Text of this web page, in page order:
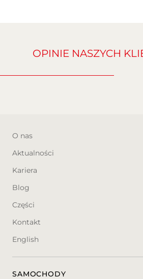
OPINIE NASZYCH
O nas
Aktualności
Kariera
Blog
Części
Kontakt
English
SAMOCHODY